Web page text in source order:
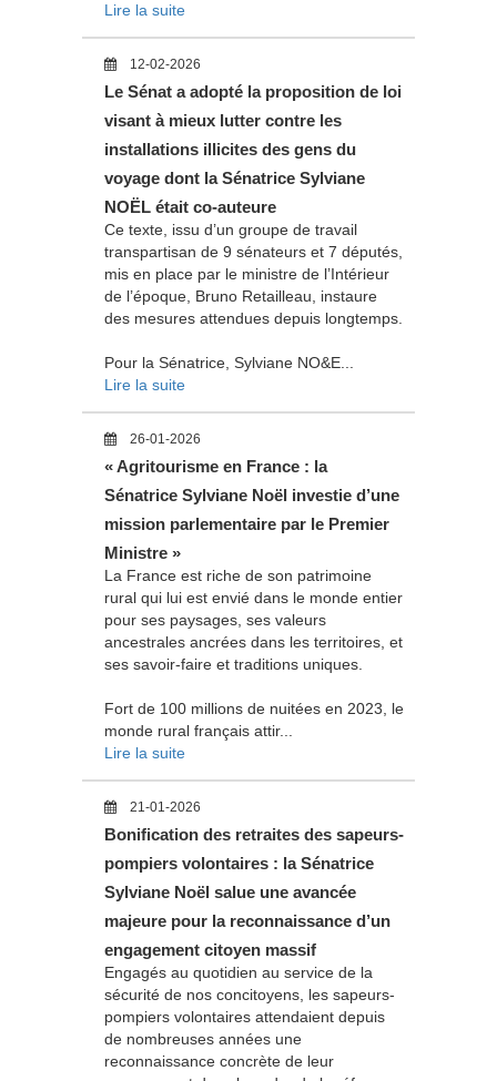
Lire la suite
12-02-2026
Le Sénat a adopté la proposition de loi
visant à mieux lutter contre les
installations illicites des gens du
voyage dont la Sénatrice Sylviane
NOËL était co-auteure
Ce texte, issu d’un groupe de travail
transpartisan de 9 sénateurs et 7 députés,
mis en place par le ministre de l’Intérieur
de l’époque, Bruno Retailleau, instaure
des mesures attendues depuis longtemps.
Pour la Sénatrice, Sylviane NO&E...
Lire la suite
26-01-2026
« Agritourisme en France : la
Sénatrice Sylviane Noël investie d’une
mission parlementaire par le Premier
Ministre »
La France est riche de son patrimoine
rural qui lui est envié dans le monde entier
pour ses paysages, ses valeurs
ancestrales ancrées dans les territoires, et
ses savoir-faire et traditions uniques.
Fort de 100 millions de nuitées en 2023, le
monde rural français attir...
Lire la suite
21-01-2026
Bonification des retraites des sapeurs-
pompiers volontaires : la Sénatrice
Sylviane Noël salue une avancée
majeure pour la reconnaissance d’un
engagement citoyen massif
Engagés au quotidien au service de la
sécurité de nos concitoyens, les sapeurs-
pompiers volontaires attendaient depuis
de nombreuses années une
reconnaissance concrète de leur